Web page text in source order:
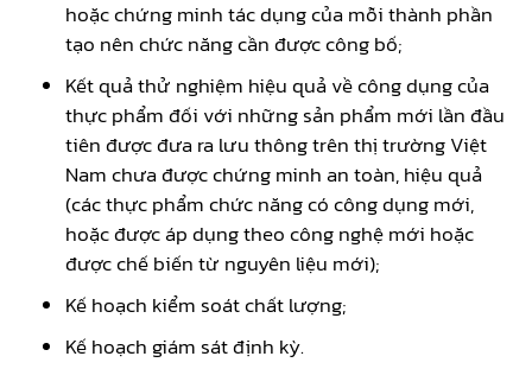
hoặc chứng minh tác dụng của mỗi thành phần
tạo nên chức năng cần được công bố;
Kết quả thử nghiệm hiệu quả về công dụng của
thực phẩm đối với những sản phẩm mới lần đầu
tiên được đưa ra lưu thông trên thị trường Việt
Nam chưa được chứng minh an toàn, hiệu quả
(các thực phẩm chức năng có công dụng mới,
hoặc được áp dụng theo công nghệ mới hoặc
được chế biến từ nguyên liệu mới);
Kế hoạch kiểm soát chất lượng;
Kế hoạch giám sát định kỳ.